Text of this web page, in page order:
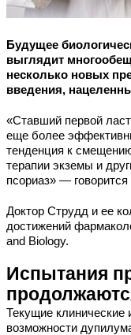
Будущее
выглядит
несколько новых
введения,
«Ставший первой
еще более
тенденция к
терапии экземы и
псориаз» —
Доктор Струдд и ее
достижений
and Biology.
Испытания
Текущие клинические
возможности